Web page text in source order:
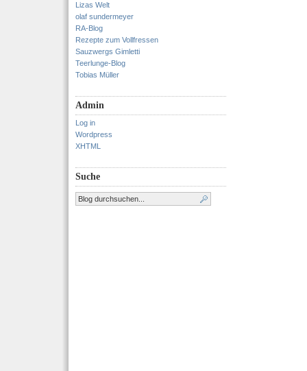
Lizas Welt
olaf sundermeyer
RA-Blog
Rezepte zum Vollfressen
Sauzwergs Gimletti
Teerlunge-Blog
Tobias Müller
Admin
Log in
Wordpress
XHTML
Suche